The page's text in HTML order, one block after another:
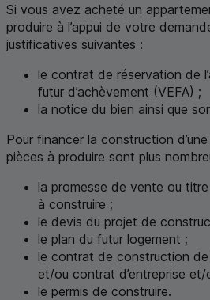
Si vous avez acheté un
produire à l’appui de votre
justificatives suivantes :
le contrat de réservation de
futur d’achèvement (VEFA) ;
la notice du bien ainsi que
Pour financer la construction
pièces à produire sont plus
la promesse de vente ou
à construire ;
le devis du projet de
le plan du futur logement ;
le contrat de construction de
et/ou contrat d’entreprise
le permis de construire.